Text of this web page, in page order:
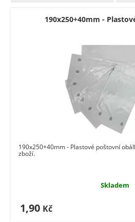
190x250+40mm -
190x250+40mm - Plastové poštovní
zboží.
Skladem
1,90 Kč